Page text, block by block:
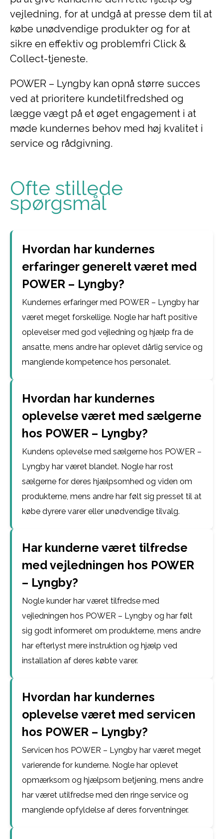
vejledning, for at undgå at presse dem til at
købe unødvendige produkter og for at
sikre en effektiv og problemfri Click &
Collect-tjeneste.
POWER – Lyngby kan opnå større succes
ved at prioritere kundetilfredshed og
lægge vægt på et øget engagement i at
møde kundernes behov med høj kvalitet i
service og rådgivning.
Ofte stillede
spørgsmål
Hvordan har kundernes
erfaringer generelt været med
POWER – Lyngby?
Kundernes erfaringer med POWER – Lyngby har
været meget forskellige. Nogle har haft positive
oplevelser med god vejledning og hjælp fra de
ansatte, mens andre har oplevet dårlig service og
manglende kompetence hos personalet.
Hvordan har kundernes
oplevelse været med sælgerne
hos POWER – Lyngby?
Kundens oplevelse med sælgerne hos POWER –
Lyngby har været blandet. Nogle har rost
sælgerne for deres hjælpsomhed og viden om
produkterne, mens andre har følt sig presset til at
købe dyrere varer eller unødvendige tilvalg.
Har kunderne været tilfredse
med vejledningen hos POWER
– Lyngby?
Nogle kunder har været tilfredse med
vejledningen hos POWER – Lyngby og har følt
sig godt informeret om produkterne, mens andre
har efterlyst mere instruktion og hjælp ved
installation af deres købte varer.
Hvordan har kundernes
oplevelse været med servicen
hos POWER – Lyngby?
Servicen hos POWER – Lyngby har været meget
varierende for kunderne. Nogle har oplevet
opmærksom og hjælpsom betjening, mens andre
har været utilfredse med den ringe service og
manglende opfyldelse af deres forventninger.